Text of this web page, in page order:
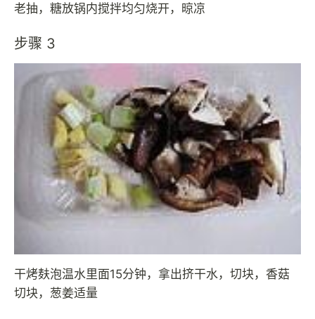
老抽，糖放锅内搅拌均匀烧开，晾凉
步骤 3
干烤麸泡温水里面15分钟，拿出挤干水，切块，香菇
切块，葱姜适量